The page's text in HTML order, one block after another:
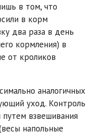
в том, что
в корм
два раза в день
кормления) в
от кроликов
аналогичных
уход. Контроль
путем взвешивания
напольные